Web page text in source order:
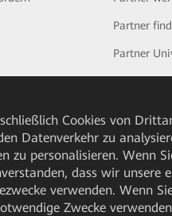
Partner
Partner
Cookies von
Datenverkehr zu
zu personalisieren. Wenn
dass wir unsere
verwenden. Wenn
Zwecke